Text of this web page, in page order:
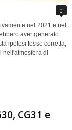
0
nel 2021 e nel
aver generato
ipotesi fosse corretta,
nell'atmosfera di
CG31 e